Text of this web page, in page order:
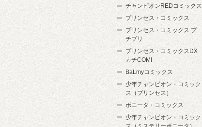
チャンピオンREDコミックス
プリンセス・コミックス
プリンセス・コミックス プ
チプリ
プリンセス・コミックスDX
カチCOMI
BaLmyコミックス
少年チャンピオン・コミック
ス（プリンセス）
ボニータ・コミックス
少年チャンピオン・コミック